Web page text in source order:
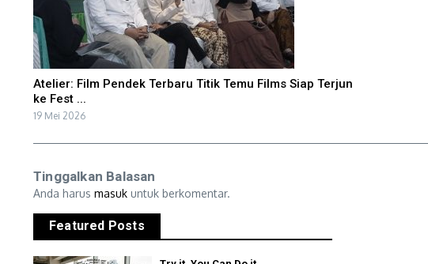
Atelier: Film Pendek Terbaru Titik Temu Films Siap Terjun
ke Fest ...
19 Mei 2026
Tinggalkan Balasan
Anda harus masuk untuk berkomentar.
Featured Posts